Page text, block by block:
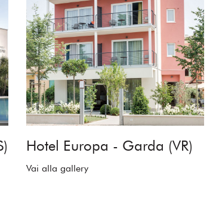
Hotel Europa - Garda (VR)
Vai alla gallery